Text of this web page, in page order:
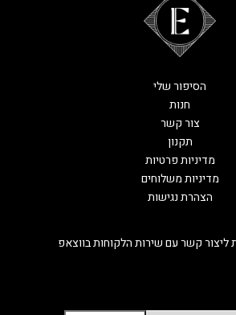
ליצור קשר עם שירות הלקוחות בווצאפ
הסיפור שלי
חנות
צור קשר
תקנון
מדיניות פרטיות
מדיניות משלוחים
הצהרת נגישות